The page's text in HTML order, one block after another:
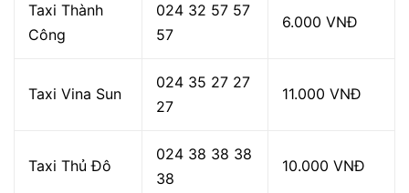
Taxi Thành
Công
024 32 57 57
57
6.000 VNĐ
Taxi Vina Sun
024 35 27 27
27
11.000 VNĐ
Taxi Thủ Đô
024 38 38 38
38
10.000 VNĐ